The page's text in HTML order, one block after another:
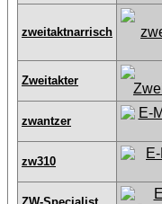
zweitaktnarrisch
Zweitakter
zwantzer
zw310